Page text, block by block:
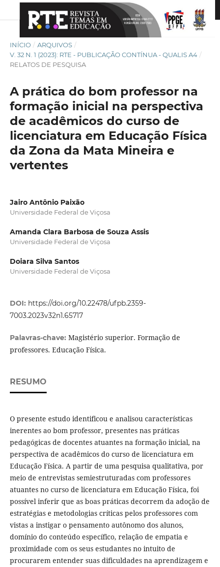
INÍCIO / ARQUIVOS /
V. 32 N. 1 (2023): RTE - PUBLICAÇÃO CONTÍNUA - QUALIS A4 /
RELATOS DE PESQUISA
A prática do bom professor na
formação inicial na perspectiva
de acadêmicos do curso de
licenciatura em Educação Física
da Zona da Mata Mineira e
vertentes
Jairo Antônio Paixão
Universidade Federal de Viçosa
Amanda Clara Barbosa de Souza Assis
Universidade Federal de Viçosa
Doiara Silva Santos
Universidade Federal de Viçosa
DOI: https://doi.org/10.22478/ufpb.2359-
7003.2023v32n1.65717
Palavras-chave: Magistério superior. Formação de
professores. Educação Física.
RESUMO
O presente estudo identificou e analisou características
inerentes ao bom professor, presentes nas práticas
pedagógicas de docentes atuantes na formação inicial, na
perspectiva de acadêmicos do curso de licenciatura em
Educação Física. A partir de uma pesquisa qualitativa, por
meio de entrevistas semiestruturadas com professores
atuantes no curso de licenciatura em Educação Física, foi
possível inferir que as boas práticas decorrem da adoção de
estratégias e metodologias críticas pelos professores com
vistas a instigar o pensamento autônomo dos alunos,
domínio do conteúdo específico, relação de empatia e
proximidade com os seus estudantes no intuito de
procurarem entender suas dificuldades na aprendizagem e